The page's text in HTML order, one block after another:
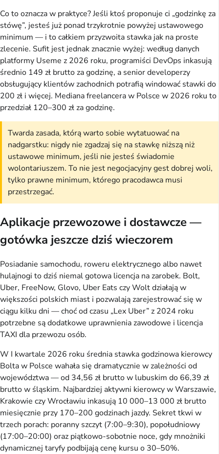
Co to oznacza w praktyce? Jeśli ktoś proponuje ci „godzinkę za
stówę”, jesteś już ponad trzykrotnie powyżej ustawowego
minimum — i to całkiem przyzwoita stawka jak na proste
zlecenie. Sufit jest jednak znacznie wyżej: według danych
platformy Useme z 2026 roku, programiści DevOps inkasują
średnio 149 zł brutto za godzinę, a senior developerzy
obsługujący klientów zachodnich potrafią windować stawki do
200 zł i więcej. Mediana freelancera w Polsce w 2026 roku to
przedział 120–300 zł za godzinę.
Twarda zasada, którą warto sobie wytatuować na
nadgarstku: nigdy nie zgadzaj się na stawkę niższą niż
ustawowe minimum, jeśli nie jesteś świadomie
wolontariuszem. To nie jest negocjacyjny gest dobrej woli,
tylko prawne minimum, którego pracodawca musi
przestrzegać.
Aplikacje przewozowe i dostawcze —
gotówka jeszcze dziś wieczorem
Posiadanie samochodu, roweru elektrycznego albo nawet
hulajnogi to dziś niemal gotowa licencja na zarobek. Bolt,
Uber, FreeNow, Glovo, Uber Eats czy Wolt działają w
większości polskich miast i pozwalają zarejestrować się w
ciągu kilku dni — choć od czasu „Lex Uber” z 2024 roku
potrzebne są dodatkowe uprawnienia zawodowe i licencja
TAXI dla przewozu osób.
W I kwartale 2026 roku średnia stawka godzinowa kierowcy
Bolta w Polsce wahała się dramatycznie w zależności od
województwa — od 34,56 zł brutto w lubuskim do 66,39 zł
brutto w śląskim. Najbardziej aktywni kierowcy w Warszawie,
Krakowie czy Wrocławiu inkasują 10 000–13 000 zł brutto
miesięcznie przy 170–200 godzinach jazdy. Sekret tkwi w
trzech porach: poranny szczyt (7:00–9:30), popołudniowy
(17:00–20:00) oraz piątkowo-sobotnie noce, gdy mnożniki
dynamicznej taryfy podbijają cenę kursu o 30–50%.